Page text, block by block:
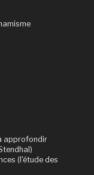
approfondir
(l'étude des